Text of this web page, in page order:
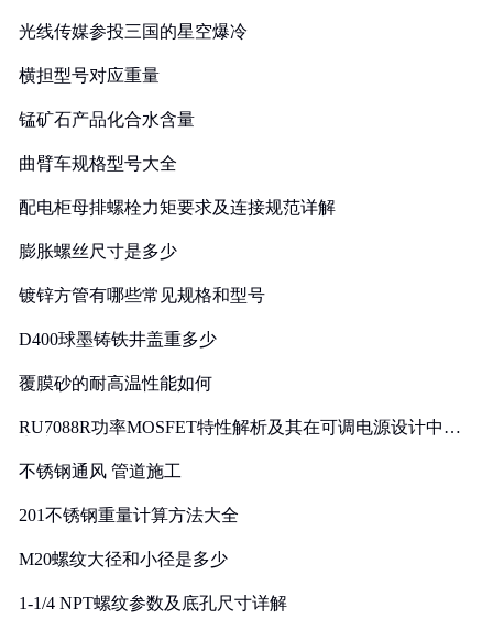
光线传媒参投三国的星空爆冷
横担型号对应重量
锰矿石产品化合水含量
曲臂车规格型号大全
配电柜母排螺栓力矩要求及连接规范详解
膨胀螺丝尺寸是多少
镀锌方管有哪些常见规格和型号
D400球墨铸铁井盖重多少
覆膜砂的耐高温性能如何
RU7088R功率MOSFET特性解析及其在可调电源设计中的
不锈钢通风 管道施工
201不锈钢重量计算方法大全
M20螺纹大径和小径是多少
1-1/4 NPT螺纹参数及底孔尺寸详解